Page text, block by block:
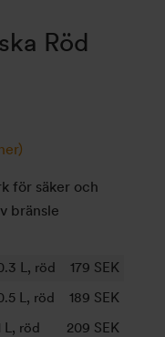
Röd
för säker och
bränsle
L, röd 179 SEK
L, röd
189 SEK
L, röd
209 SEK